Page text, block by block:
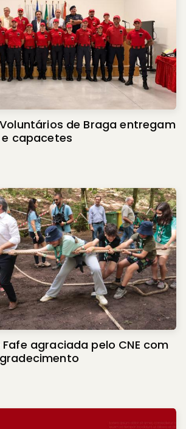
de Braga entregam
capacetes
agraciada pelo CNE com